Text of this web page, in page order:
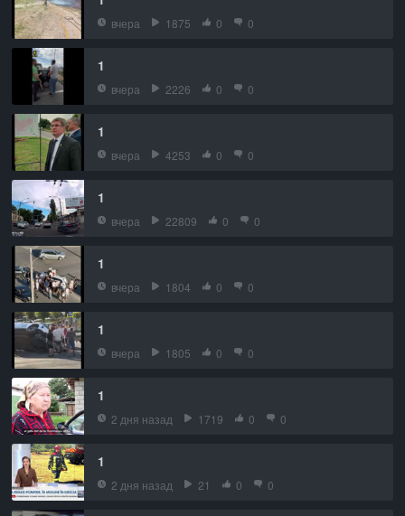
вчера 1875 0 0
1
вчера 2226 0 0
1
вчера 4253 0 0
1
вчера 22809 0 0
1
вчера 1804 0 0
1
вчера 1805 0 0
1
2 дня назад 1719 0 0
1
2 дня назад 21 0 0